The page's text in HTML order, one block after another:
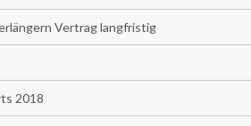
Vertrag langfristig
2018